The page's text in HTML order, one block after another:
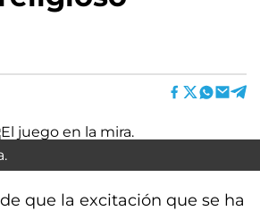
que la excitación que se ha